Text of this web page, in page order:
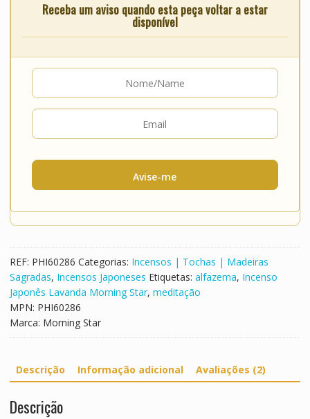
Receba um aviso quando esta peça voltar a estar
disponível
Avise-me
REF: PHI60286 Categorias: Incensos | Tochas | Madeiras
Sagradas, Incensos Japoneses Etiquetas: alfazema, Incenso
Japonês Lavanda Morning Star, meditação
MPN: PHI60286
Marca: Morning Star
Descrição Informação adicional Avaliações (2)
Descrição